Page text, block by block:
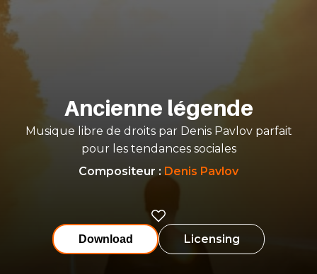
Ancienne légende
Musique libre de droits par Denis Pavlov parfait
pour les tendances sociales
Compositeur :Denis Pavlov
Download Licensing